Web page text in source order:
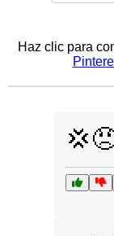
Haz clic para